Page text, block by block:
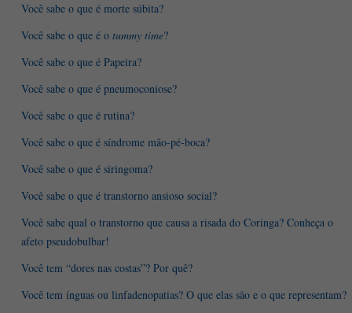
Você sabe o que é morte súbita?
Você sabe o que é o tummy time?
Você sabe o que é Papeira?
Você sabe o que é pneumoconiose?
Você sabe o que é rutina?
Você sabe o que é síndrome mão-pé-boca?
Você sabe o que é siringoma?
Você sabe o que é transtorno ansioso social?
Você sabe qual o transtorno que causa a risada do Coringa? Conheça o
afeto pseudobulbar!
Você tem “dores nas costas”? Por quê?
Você tem ínguas ou linfadenopatias? O que elas são e o que representam?